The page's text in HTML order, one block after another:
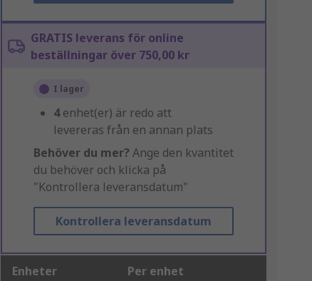
GRATIS leverans för online
beställningar över 750,00 kr
I lager
4enhet(er) är redo att
levereras från en annan plats
Behöver du mer? Ange den kvantitet
du behöver och klicka på
"Kontrollera leveransdatum"
Kontrollera leveransdatum
Enheter Per enhet